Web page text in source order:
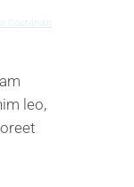
Coutandin
leo,